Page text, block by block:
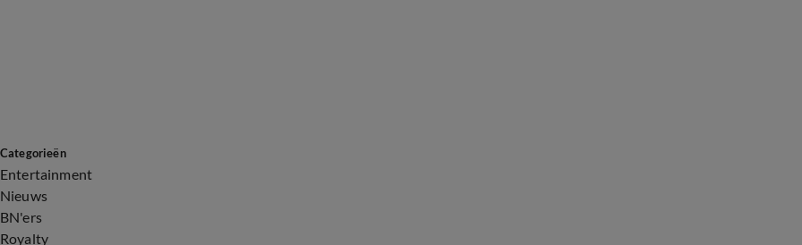
Categorieën
Entertainment
Nieuws
BN'ers
Royalty